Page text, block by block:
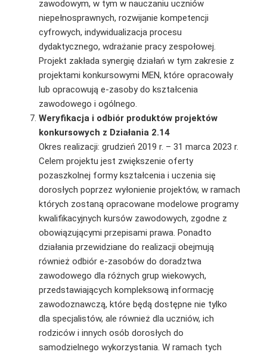
zawodowym, w tym w nauczaniu uczniów
niepełnosprawnych, rozwijanie kompetencji
cyfrowych, indywidualizacja procesu
dydaktycznego, wdrażanie pracy zespołowej.
Projekt zakłada synergię działań w tym zakresie z
projektami konkursowymi MEN, które opracowały
lub opracowują e-zasoby do kształcenia
zawodowego i ogólnego.
Weryfikacja i odbiór produktów projektów
konkursowych z Działania 2.14
Okres realizacji: grudzień 2019 r. – 31 marca 2023 r.
Celem projektu jest zwiększenie oferty
pozaszkolnej formy kształcenia i uczenia się
dorosłych poprzez wyłonienie projektów, w ramach
których zostaną opracowane modelowe programy
kwalifikacyjnych kursów zawodowych, zgodne z
obowiązującymi przepisami prawa. Ponadto
działania przewidziane do realizacji obejmują
również odbiór e-zasobów do doradztwa
zawodowego dla różnych grup wiekowych,
przedstawiających kompleksową informację
zawodoznawczą, które będą dostępne nie tylko
dla specjalistów, ale również dla uczniów, ich
rodziców i innych osób dorosłych do
samodzielnego wykorzystania. W ramach tych